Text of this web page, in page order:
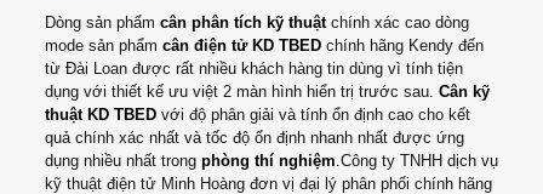
Dòng sản phẩm cân phân tích kỹ thuậtchính xác cao dòng
mode sản phẩm cân điện tử KD TBEDchính hãng Kendy đến
từ Đài Loan được rất nhiều khách hàng tin dùng vì tính tiện
dụng với thiết kế ưu việt 2 màn hình hiển trị trước sau. Cân kỹ
thuật KD TBEDvới độ phân giải và tính ổn định cao cho kết
quả chính xác nhất và tốc độ ổn định nhanh nhất được ứng
dụng nhiều nhất trong phòng thí nghiệm .Công ty TNHH dịch vụ
kỹ thuật điện tử Minh Hoàng đơn vị đại lý phân phối chính hãng